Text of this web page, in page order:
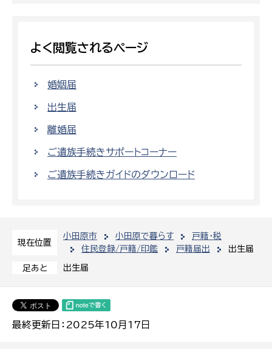
現在位置
小田原市 小田原で暮らす
戸籍・税
住民登録/戸籍/印鑑
戸籍届出 出生届
足あと 出生届
最終更新日：2025年10月17日
よく閲覧されるページ
婚姻届
出生届
離婚届
ご遺族手続きサポートコーナー
ご遺族手続きガイドのダウンロード